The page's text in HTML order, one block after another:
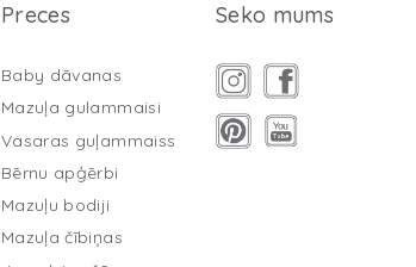
Preces
Baby dāvanas
Mazuļa gulammaisi
Vasaras guļammaiss
Bērnu apģērbi
Mazuļu bodiji
Mazuļa čībiņas
Seko mums